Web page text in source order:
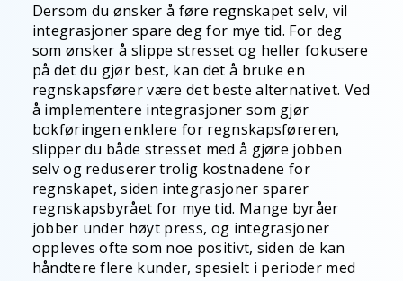
Dersom du ønsker å føre regnskapet selv, vil
integrasjoner spare deg for mye tid. For deg
som ønsker å slippe stresset og heller fokusere
på det du gjør best, kan det å bruke en
regnskapsfører være det beste alternativet. Ved
å implementere integrasjoner som gjør
bokføringen enklere for regnskapsføreren,
slipper du både stresset med å gjøre jobben
selv og reduserer trolig kostnadene for
regnskapet, siden integrasjoner sparer
regnskapsbyrået for mye tid. Mange byråer
jobber under høyt press, og integrasjoner
oppleves ofte som noe positivt, siden de kan
håndtere flere kunder, spesielt i perioder med